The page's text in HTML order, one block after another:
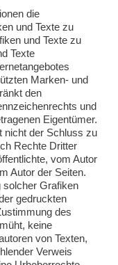
die
und Texte zu
und Texte zu
Texte
Marken- und
den
und
Eigentümer.
nicht der Schluss zu
Rechte Dritter
vom Autor
Autor der Seiten.
solcher Grafiken
gedruckten
des
keine
von Texten,
Verweis